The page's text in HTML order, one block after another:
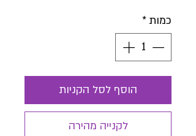
כמות*
הוסף לסל הקניות
לקנייה מהירה